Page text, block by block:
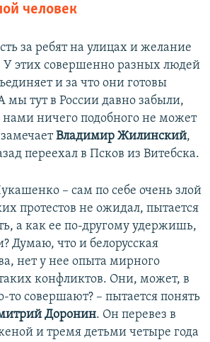
человек
за ребят на улицах и желание
этих совершенно разных людей
и за что они готовы
мы тут в России давно забыли,
нами ничего подобного не может
Владимир Жилинский,
переехал в Псков из Витебска.
– сам по себе очень злой
протестов не ожидал, пытается
а как ее по-другому удержишь,
Думаю, что и белорусская
нет у нее опыта мирного
конфликтов. Они, может, в
то совершают? – пытается понять
Доронин. Он перевез в
и тремя детьми четыре года